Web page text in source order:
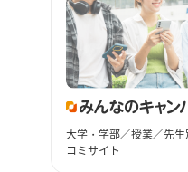
大学・学部／授業／先
コミサイト